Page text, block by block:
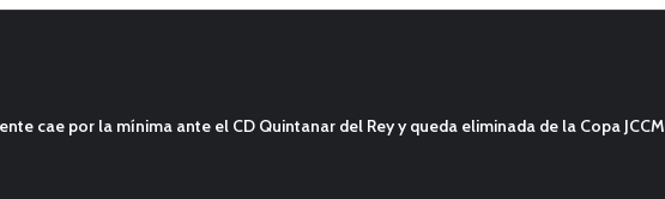
cae por la mínima ante el CD Quintanar del Rey y queda eliminada de la Copa JCCM